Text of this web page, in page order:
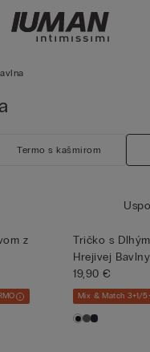
Termo s kašmírom
z
Tričko s
Hrejivej Bavlny
19,90 €
Mix & Match 3+1/